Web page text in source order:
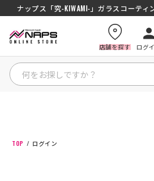
ナップス「究-KIWAMI-」ガラスコーティ
店舗を探す ログ
カテゴリから探す
TOP ログイン